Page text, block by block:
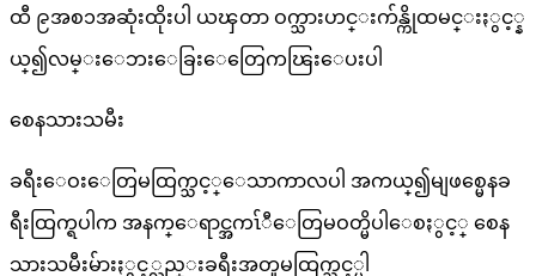
ထီ ၉အစ၁အဆုံးထိုးပါ ယၾတာ ဝက္သားဟင္းက်န္ကိုထမင္းႏွင့္န
ယ္၍လမ္းေဘးေခြးေတြေကၽြးေပးပါ
စေနသားသမီး
ခရီးေဝးေတြမထြက္သင့္ေသာကာလပါ အကယ္၍မျဖစ္မေနခ
ရီးထြက္ရပါက အနက္ေရာင္အကၤ်ီေတြမဝတ္မိပါေစႏွင့္ စေန
သားသမီးမ်ားႏွင့္လည္းခရီးအတူမထြက္သင့္ပါ